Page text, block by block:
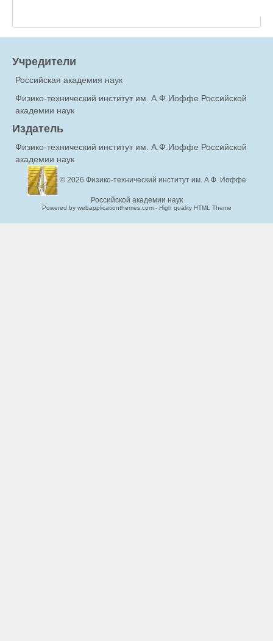
Учредители
Российская академия наук
Физико-технический институт им. А.Ф.Иоффе Российской
академии наук
Издатель
Физико-технический институт им. А.Ф.Иоффе Российской
академии наук
© 2026 Физико-технический институт им. А.Ф. Иоффе
Российской академии наук
Powered by webapplicationthemes.com - High quality HTML Theme